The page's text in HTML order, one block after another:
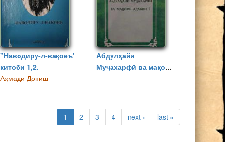
"Наводиру-л-вақоеъ"
китоби 1,2.
Аҳмади Дониш
Абдулҳайи
Муҷахарфӣ ва мақоми
1 2 3 4 next › last »